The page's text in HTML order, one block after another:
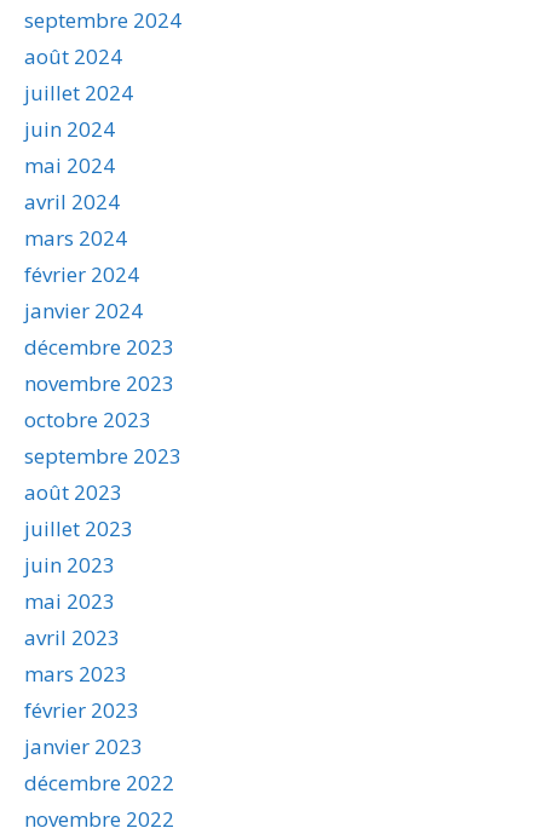
septembre 2024
août 2024
juillet 2024
juin 2024
mai 2024
avril 2024
mars 2024
février 2024
janvier 2024
décembre 2023
novembre 2023
octobre 2023
septembre 2023
août 2023
juillet 2023
juin 2023
mai 2023
avril 2023
mars 2023
février 2023
janvier 2023
décembre 2022
novembre 2022